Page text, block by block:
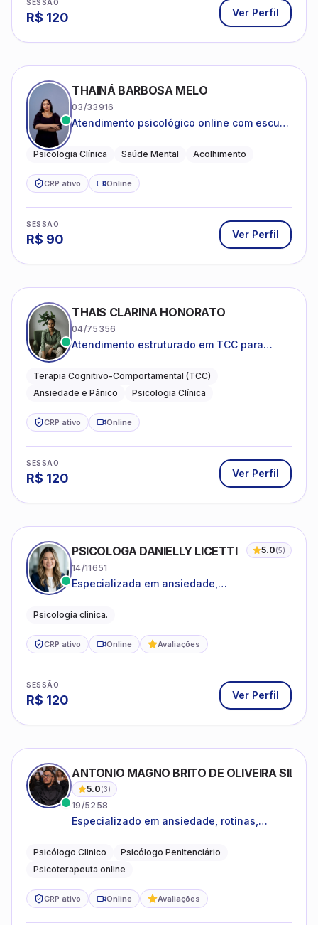
SESSÃO
R$ 120 Ver Perfil
THAINÁ BARBOSA MELO
03/33916
Atendimento psicológico online com escuta
emocional
Psicologia Clínica Saúde Mental Acolhimento
CRP ativo Online
SESSÃO
R$ 90 Ver Perfil
THAIS CLARINA HONORATO
04/75356
Atendimento estruturado em TCC para
excessiva
Terapia Cognitivo-Comportamental (TCC)
Ansiedade e Pânico
Psicologia Clínica
CRP ativo Online
SESSÃO
R$ 120 Ver Perfil
PSICOLOGA DANIELLY LICETTI 5.0(5)
14/11651
Especializada em ansiedade,
Psicologia clinica.
CRP ativo Online Avaliações
SESSÃO
R$ 120 Ver Perfil
ANTONIO MAGNO BRITO DE OLIVEIRA SILVA
5.0(3)
19/5258
Especializado em ansiedade, rotinas,
familiares e questões comportamentais.
Psicólogo Clinico
Psicólogo Penitenciário
Psicoterapeuta online
CRP ativo Online Avaliações